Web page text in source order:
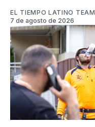
EL TIEMPO LATINO TEAM
7 de agosto de 2026